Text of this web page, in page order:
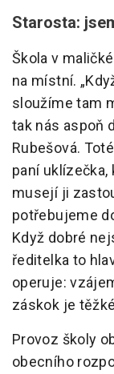
Starosta:
Škola v
na místní.
sloužíme tam
tak nás aspoň
Rubešová.
paní
musejí ji
potřebujeme
Když dobré
ředitelka to
operuje:
záskok je
Provoz školy
obecního